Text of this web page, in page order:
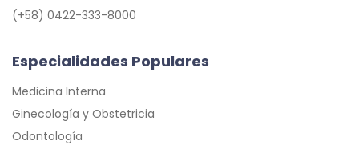
(+58) 0422-333-8000
Especialidades Populares
Medicina Interna
Ginecología y Obstetricia
Odontología